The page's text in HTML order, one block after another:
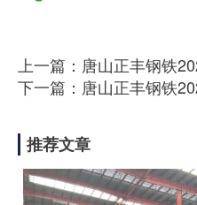
上一篇：唐山正丰钢铁
下一篇：唐山正丰钢铁
推荐文章